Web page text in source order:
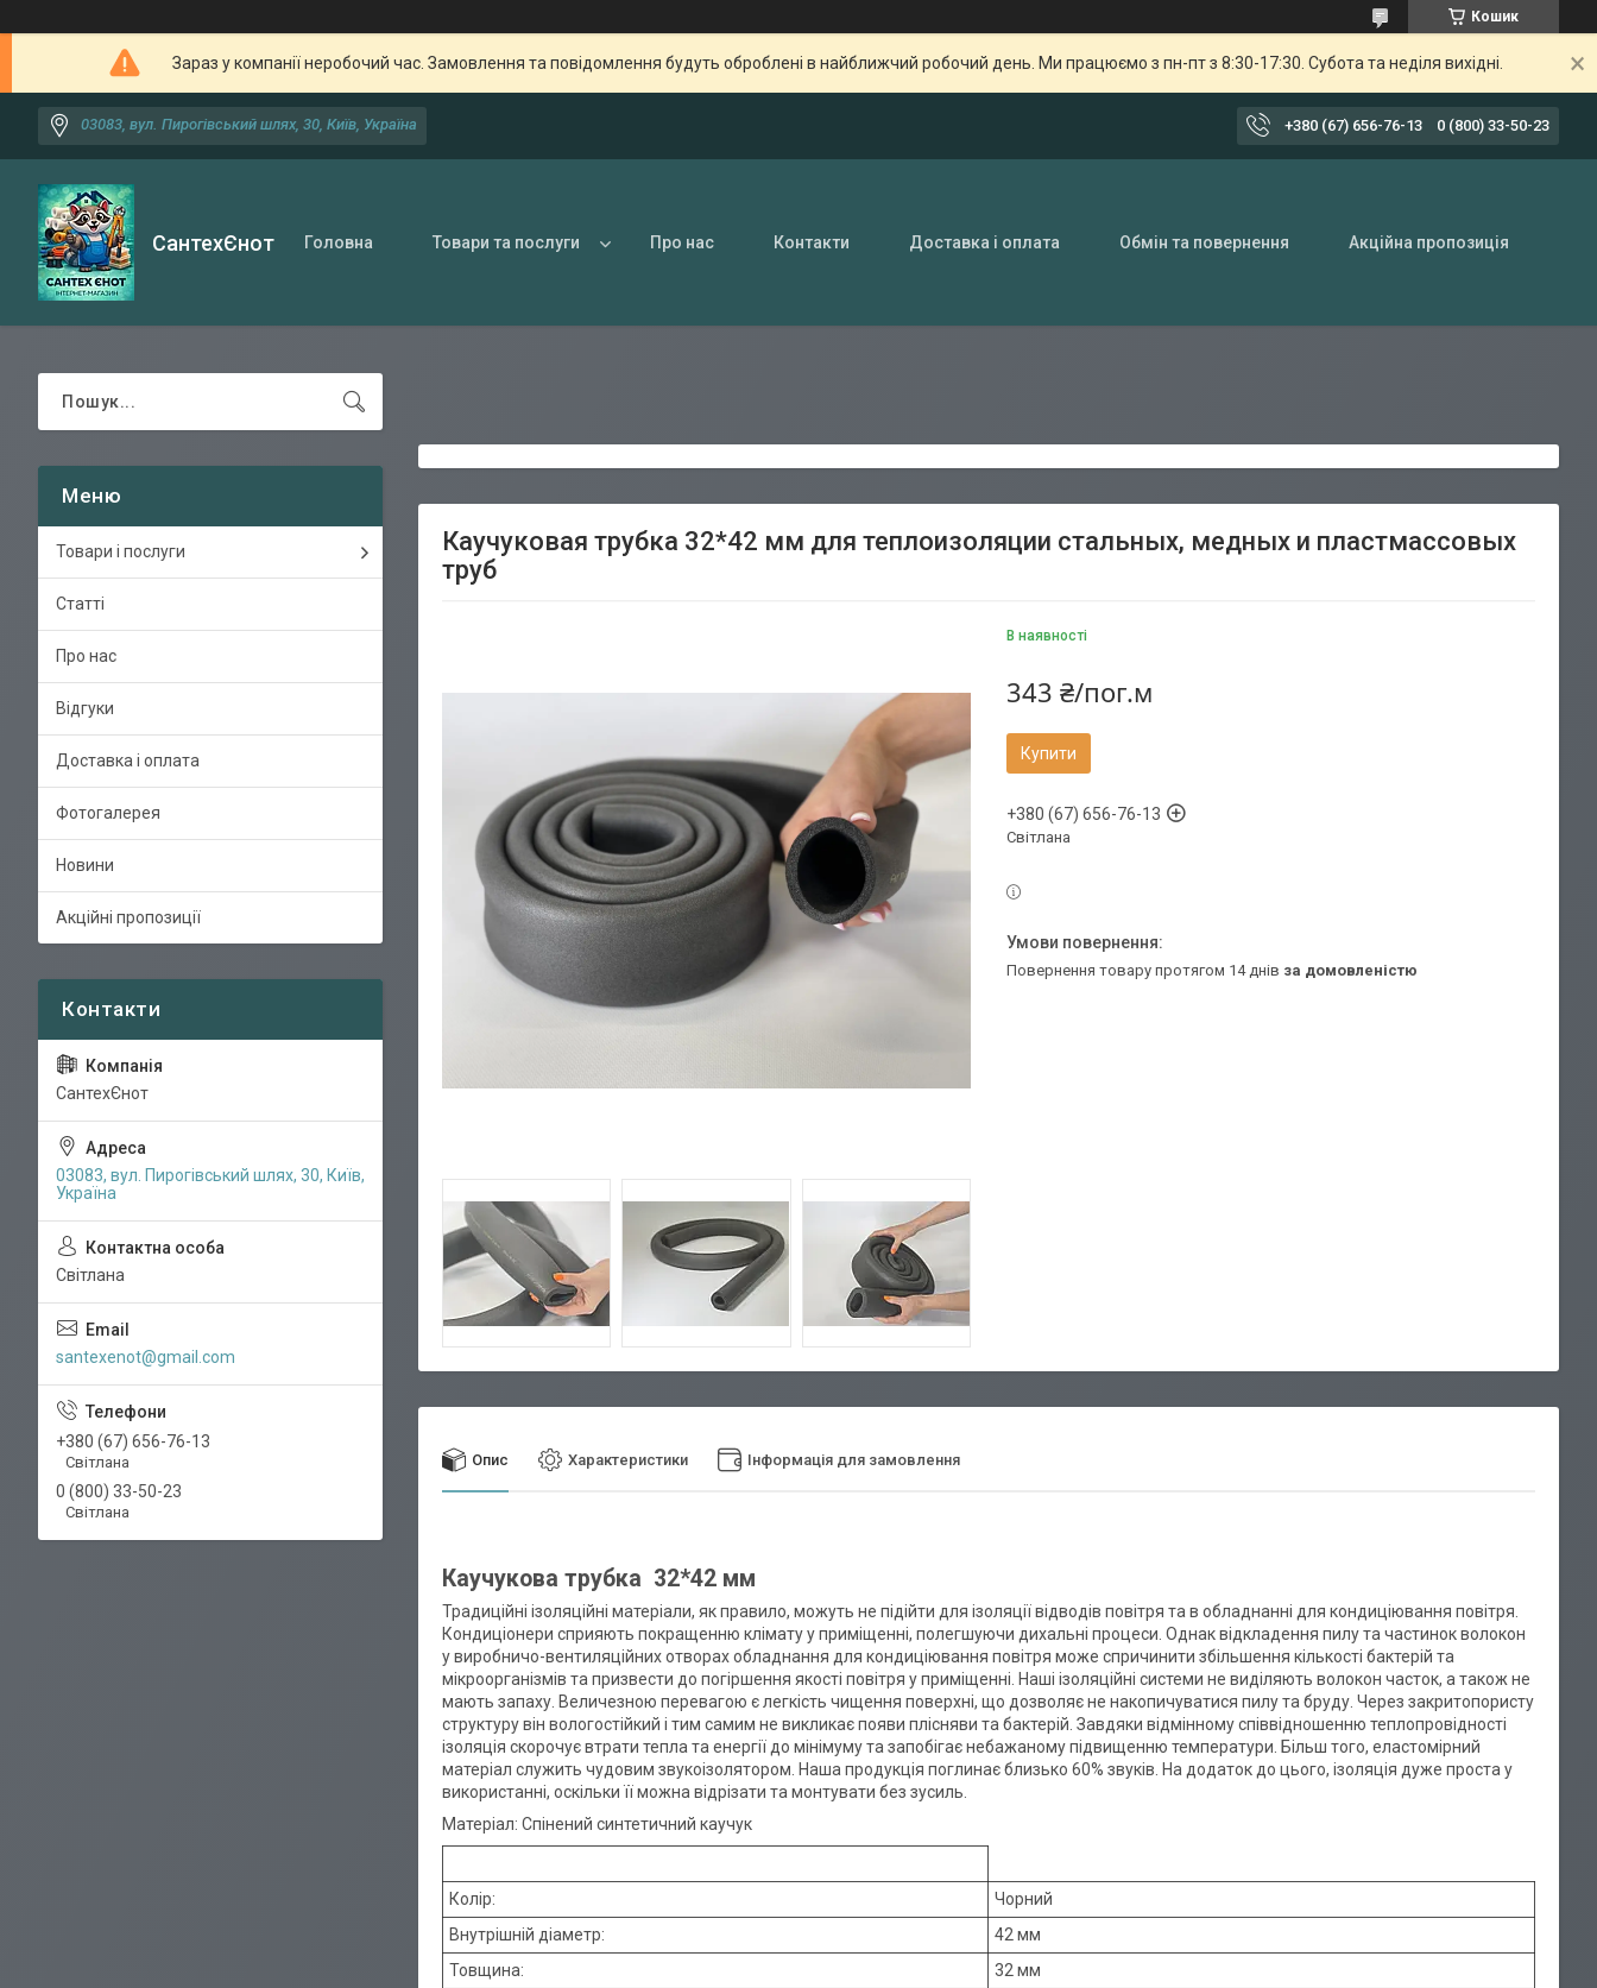
Кошик
Зараз у компанії неробочий час. Замовлення та повідомлення будуть оброблені в найближчий робочий день. Ми працюємо з пн-пт з 8:30-17:30. Субота та неділя вихідні.
03083, вул. Пирогівський шлях, 30, Київ, Україна +380 (67) 656-76-13 0 (800) 33-50-23
СантехЄнот Головна Товари та послуги Про нас Контакти Доставка і оплата Обмін та повернення Акційна пропозиція
Каучуковая трубка 32*42 мм для теплоизоляции стальных, медных и пластмассовых
труб
В наявності
343 ₴/пог.м
Купити
+380 (67) 656-76-13
Світлана
повернення товару протягом 14 днів за домовленістю
Опис Характеристики Інформація для замовлення
Каучукова трубка 32*42 мм
Традиційні ізоляційні матеріали, як правило, можуть не підійти для ізоляції відводів повітря та в обладнанні для кондиціювання повітря.
Кондиціонери сприяють покращенню клімату у приміщенні, полегшуючи дихальні процеси. Однак відкладення пилу та частинок волокон
у виробничо-вентиляційних отворах обладнання для кондиціювання повітря може спричинити збільшення кількості бактерій та
мікроорганізмів та призвести до погіршення якості повітря у приміщенні. Наші ізоляційні системи не виділяють волокон часток, а також не
мають запаху. Величезною перевагою є легкість чищення поверхні, що дозволяє не накопичуватися пилу та бруду. Через закритопористу
структуру він вологостійкий і тим самим не викликає появи плісняви та бактерій. Завдяки відмінному співвідношенню теплопровідності
ізоляція скорочує втрати тепла та енергії до мінімуму та запобігає небажаному підвищенню температури. Більш того, еластомірний
матеріал служить чудовим звукоізолятором. Наша продукція поглинає близько 60% звуків. На додаток до цього, ізоляція дуже проста у
використанні, оскільки її можна відрізати та монтувати без зусиль.
Матеріал: Спінений синтетичний каучук
Колір:
Чорний
Внутрішній діаметр:
42 мм
Товщина:
32 мм
Товари і послуги
Статті
Про нас
Відгуки
Доставка і оплата
Фотогалерея
Новини
Акційні пропозиції
СантехЄнот
03083, вул. Пирогівський шлях, 30, Київ,
Україна
Світлана
santexenot@gmail.com
+380 (67) 656-76-13
Світлана
0 (800) 33-50-23
Світлана